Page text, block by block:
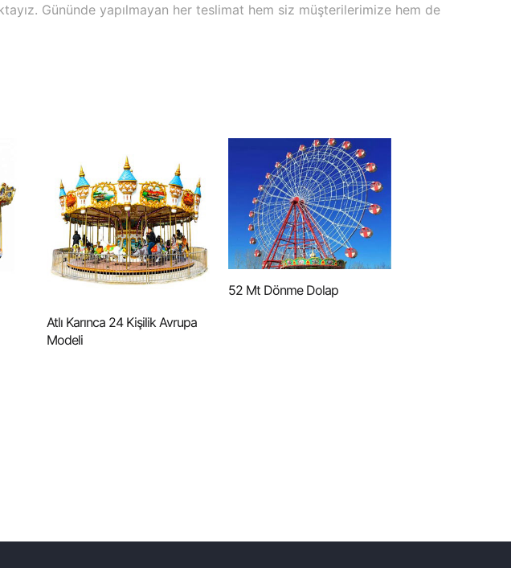
Gününde yapılmayan her teslimat hem siz müşterilerimize hem de
Atlı Karınca 24 Kişilik Avrupa
Modeli
52 Mt Dönme Dolap